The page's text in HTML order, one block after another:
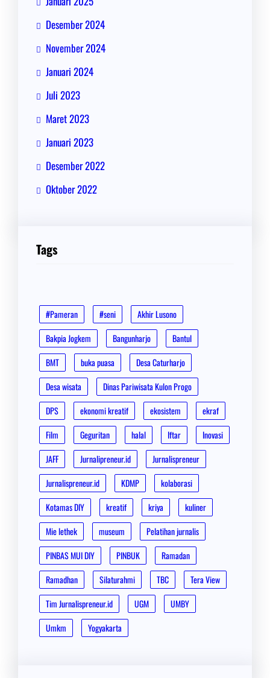
Desember 2024
November 2024
Januari 2024
Juli 2023
Maret 2023
Januari 2023
Desember 2022
Oktober 2022
Tags
#Pameran #seni
Akhir Lusono
Bakpia Jogkem
Bangunharjo
Bantul
BMT
buka puasa
Desa Caturharjo
Desa wisata
Dinas Pariwisata Kulon Progo
DPS
ekonomi kreatif ekosistem
ekraf
Film
Geguritan halal Iftar
Inovasi
JAFF
Jurnalipreneur.id
Jurnalispreneur
Jurnalispreneur.id
KDMP
kolaborasi
Kotamas DIY
kreatif kriya
kuliner
Mie lethek
museum
Pelatihan jurnalis
PINBAS MUI DIY
PINBUK
Ramadan
Ramadhan
Silaturahmi TBC
Tera View
Tim Jurnalispreneur.id
UGM
UMBY
Umkm
Yogyakarta